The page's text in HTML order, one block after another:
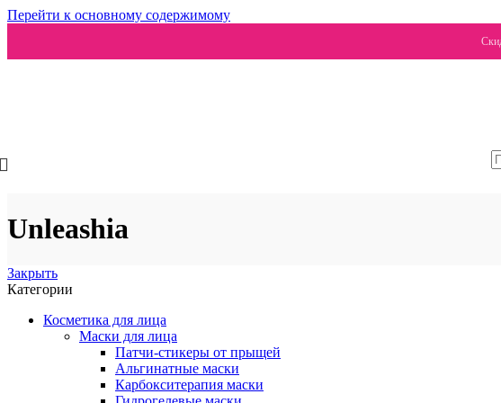
Перейти к основному содержимому
Unleashia
Закрыть
Категории
Косметика для лица
Маски для лица
Патчи-стикеры от прыщей
Альгинатные маски
Карбокситерапия маски